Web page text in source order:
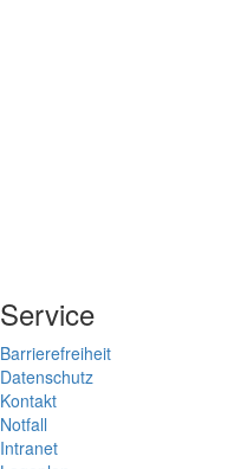
Service
Barrierefreiheit
Datenschutz
Kontakt
Notfall
Intranet